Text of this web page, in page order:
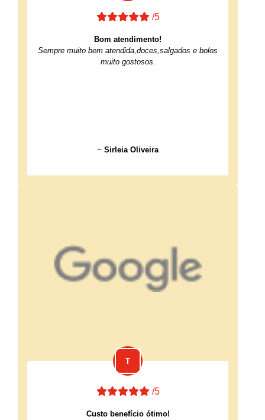
/5
Bom atendimento!
Sempre muito bem atendida,doces,salgados e bolos
muito gostosos.
~ Sirleia Oliveira
/5
Custo benefício ótimo!